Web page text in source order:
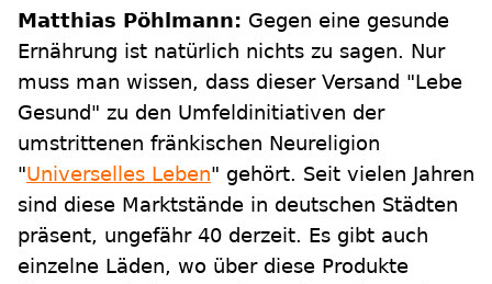
Matthias Pöhlmann: Gegen eine gesunde
Ernährung ist natürlich nichts zu sagen. Nur
muss man wissen, dass dieser Versand "Lebe
Gesund" zu den Umfeldinitiativen der
umstrittenen fränkischen Neureligion
"Universelles Leben" gehört. Seit vielen Jahren
sind diese Marktstände in deutschen Städten
präsent, ungefähr 40 derzeit. Es gibt auch
einzelne Läden, wo über diese Produkte